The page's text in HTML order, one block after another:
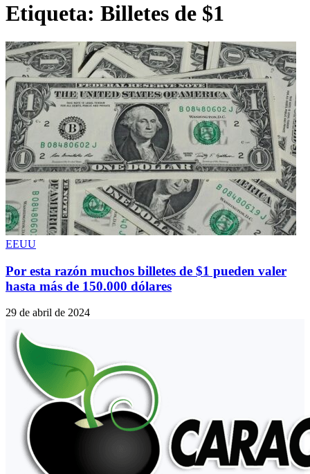
Etiqueta: Billetes de $1
EEUU
Por esta razón muchos billetes de $1 pueden valer
hasta más de 150.000 dólares
29 de abril de 2024